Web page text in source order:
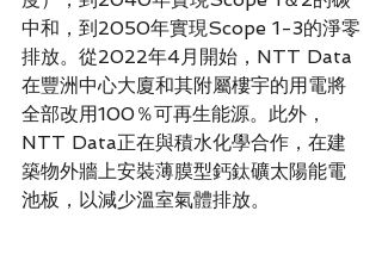
中和，到2050年實現Scope 1-3的淨零
排放。從2022年4月開始，NTT Data
在豐洲中心大廈和其附屬樓宇的用電將
全部改用100％可再生能源。此外，
NTT Data正在與積水化學合作，在建
築物外牆上安裝薄膜型鈣鈦礦太陽能電
池板，以減少溫室氣體排放。